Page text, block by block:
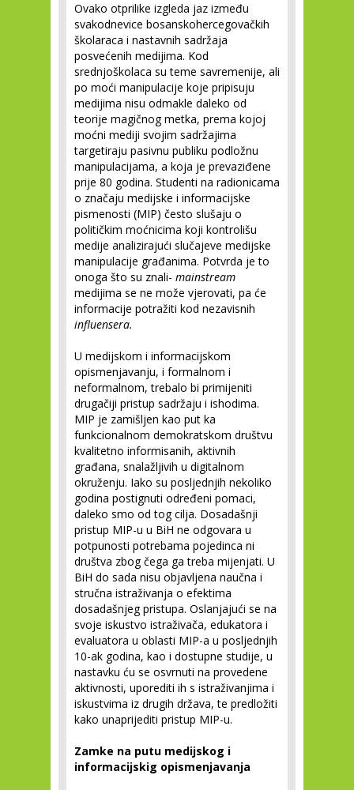
Ovako otprilike izgleda jaz između
svakodnevice bosanskohercegovačkih
školaraca i nastavnih sadržaja
posvećenih medijima. Kod
srednjoškolaca su teme savremenije, ali
po moći manipulacije koje pripisuju
medijima nisu odmakle daleko od
teorije magičnog metka, prema kojoj
moćni mediji svojim sadržajima
targetiraju pasivnu publiku podložnu
manipulacijama, a koja je prevaziđene
prije 80 godina. Studenti na radionicama
o značaju medijske i informacijske
pismenosti (MIP) često slušaju o
političkim moćnicima koji kontrolišu
medije analizirajući slučajeve medijske
manipulacije građanima. Potvrda je to
onoga što su znali- mainstream
medijima se ne može vjerovati, pa će
informacije potražiti kod nezavisnih
influensera.
U medijskom i informacijskom
opismenjavanju, i formalnom i
neformalnom, trebalo bi primijeniti
drugačiji pristup sadržaju i ishodima.
MIP je zamišljen kao put ka
funkcionalnom demokratskom društvu
kvalitetno informisanih, aktivnih
građana, snalažljivih u digitalnom
okruženju. Iako su posljednjih nekoliko
godina postignuti određeni pomaci,
daleko smo od tog cilja. Dosadašnji
pristup MIP-u u BiH ne odgovara u
potpunosti potrebama pojedinca ni
društva zbog čega ga treba mijenjati. U
BiH do sada nisu objavljena naučna i
stručna istraživanja o efektima
dosadašnjeg pristupa. Oslanjajući se na
svoje iskustvo istraživača, edukatora i
evaluatora u oblasti MIP-a u posljednjih
10-ak godina, kao i dostupne studije, u
nastavku ću se osvrnuti na provedene
aktivnosti, uporediti ih s istraživanjima i
iskustvima iz drugih država, te predložiti
kako unaprijediti pristup MIP-u.
Zamke na putu medijskog i
informacijskig opismenjavanja